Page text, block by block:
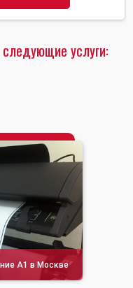
следующие услуги:
А1 в Москве